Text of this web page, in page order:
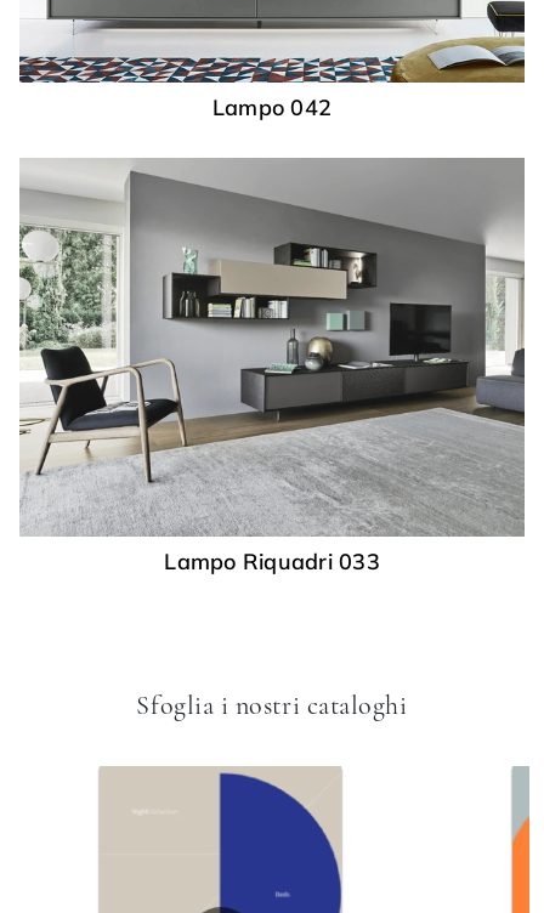
Lampo 042
Lampo Riquadri 033
Sfoglia i nostri cataloghi